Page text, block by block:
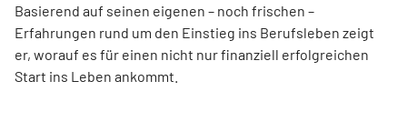
Basierend auf seinen eigenen – noch frischen –
Erfahrungen rund um den Einstieg ins Berufsleben zeigt
er, worauf es für einen nicht nur finanziell erfolgreichen
Start ins Leben ankommt.